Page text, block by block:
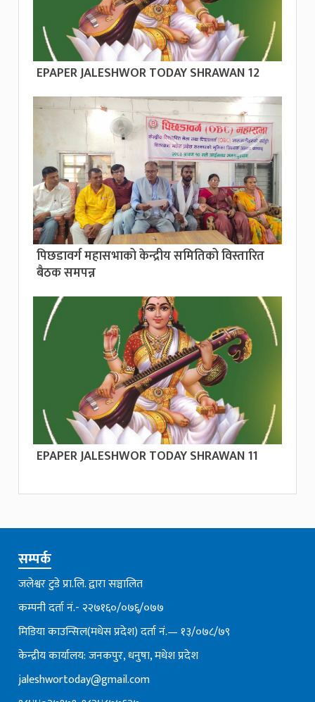
EPAPER JALESHWOR TODAY SHRAWAN 12
पिछडावर्ग महासभाको केन्द्रीय समितिको विस्तारित
बैठक समपन्न
EPAPER JALESHWOR TODAY SHRAWAN 11
सम्पर्क
जलेश्वर टुडे प्रा.लि. द्वारा सञ्चालित
कम्पनी दर्ता नं.- २२७१६०/०७६्/०७७
मिडिया काउन्सिल(मधेस प्रदेश) दर्ता नं.— १३/०७८/७९
केन्द्रीय कार्यालय: जनकपुर, धनुषा, मधेश प्रदेश
jaleshwortoday@gmail.com